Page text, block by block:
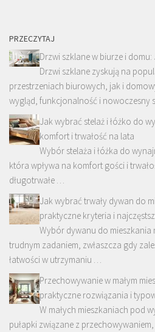
PRZECZYTAJ
Drzwi szklane w biurze i domu:
Drzwi szklane zyskują na
przestrzeniach biurowych, jak i
wygląd, funkcjonalność i nowoczesny
Jak wybrać stelaż i łóżko do
komfort i trwałość na lata
Wybór stelaża i łóżka do
która wpływa na komfort gości i
długotrwałe …
Jak wybrać trwały dywan do
praktyczne kryteria i
Wybór dywanu do mieszkania
trudnym zadaniem, zwłaszcza gdy
łatwości w utrzymaniu …
Przechowywanie w małym
praktyczne rozwiązania i
W małych mieszkaniach pod
pułapki związane z